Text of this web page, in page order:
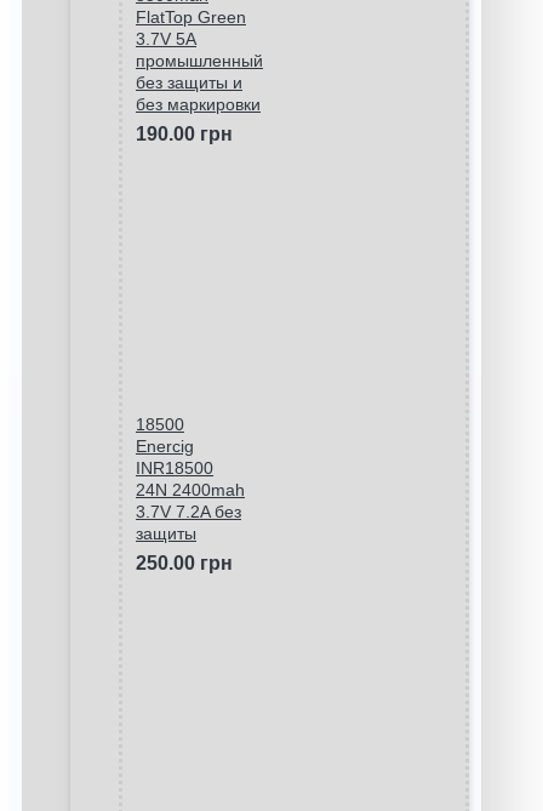
FlatTop Green
3.7V 5A
промышленный
без защиты и
без маркировки
190.00 грн
18500
Enercig
INR18500
24N 2400mah
3.7V 7.2A без
защиты
250.00 грн